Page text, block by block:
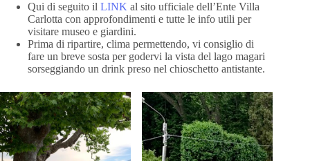
Qui di seguito il LINK al sito ufficiale dell’Ente Villa
Carlotta con approfondimenti e tutte le info utili per
visitare museo e giardini.
Prima di ripartire, clima permettendo, vi consiglio di
fare un breve sosta per godervi la vista del lago magari
sorseggiando un drink preso nel chioschetto antistante.